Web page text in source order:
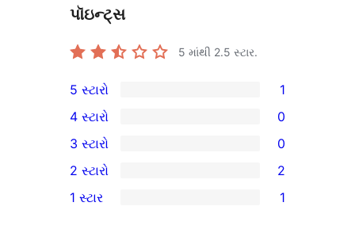
પૉઇન્ટ્સ
5 માંથી 2.5 સ્ટાર.
1
5-
સ્ટાર
સમીક્ષા
5 સ્ટારો 1
4-
સ્ટાર
સમીક્ષાઓ
4 સ્ટારો 0
0
3-
સ્ટાર
3 સ્ટારો 0
2-
2 સ્ટારો 2
1 સ્ટાર 1